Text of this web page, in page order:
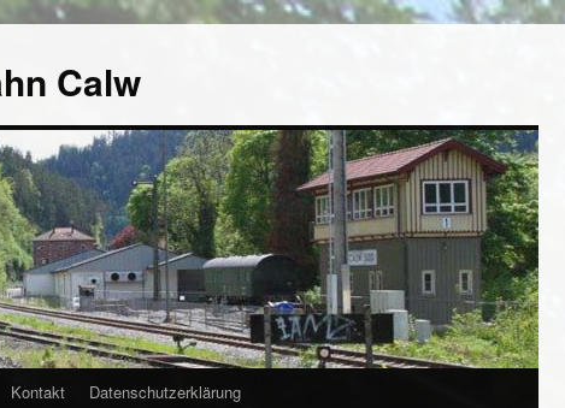
Calw
Kontakt Datenschutzerklärung